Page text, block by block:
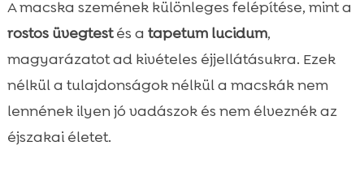
A macska szemének különleges felépítése, mint a
rostos üvegtestés a tapetum lucidum,
magyarázatot ad kivételes éjjellátásukra. Ezek
nélkül a tulajdonságok nélkül a macskák nem
lennének ilyen jó vadászok és nem élveznék az
éjszakai életet.